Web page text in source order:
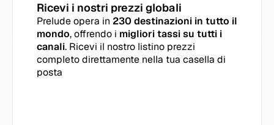
Ricevi i nostri prezzi globali
Prelude opera in 230 destinazioni in tutto il
mondo, offrendo i migliori tassi su tutti i
canali. Ricevi il nostro listino prezzi
completo direttamente nella tua casella di
posta